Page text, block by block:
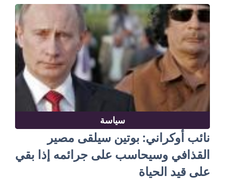
سياسة
نائب أوكراني: بوتين سيلقى مصير
القذافي وسيحاسب على جرائمه إذا بقي
على قيد الحياة